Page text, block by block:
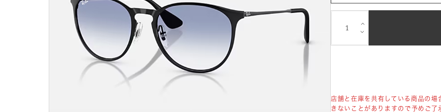
⌵
⌵
店舗と在庫を共有している商品の
きないことがありますので予めご了